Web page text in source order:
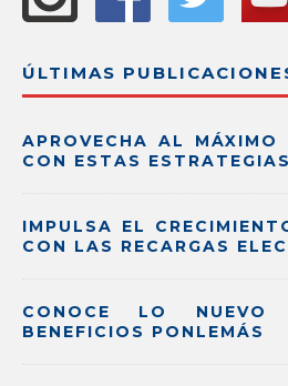
ÚLTIMAS
APROVECHA AL MÁXIMO
CON ESTAS ESTRATEGIAS
IMPULSA EL
CON LAS RECARGAS
CONOCE LO
BENEFICIOS PONLEMÁS